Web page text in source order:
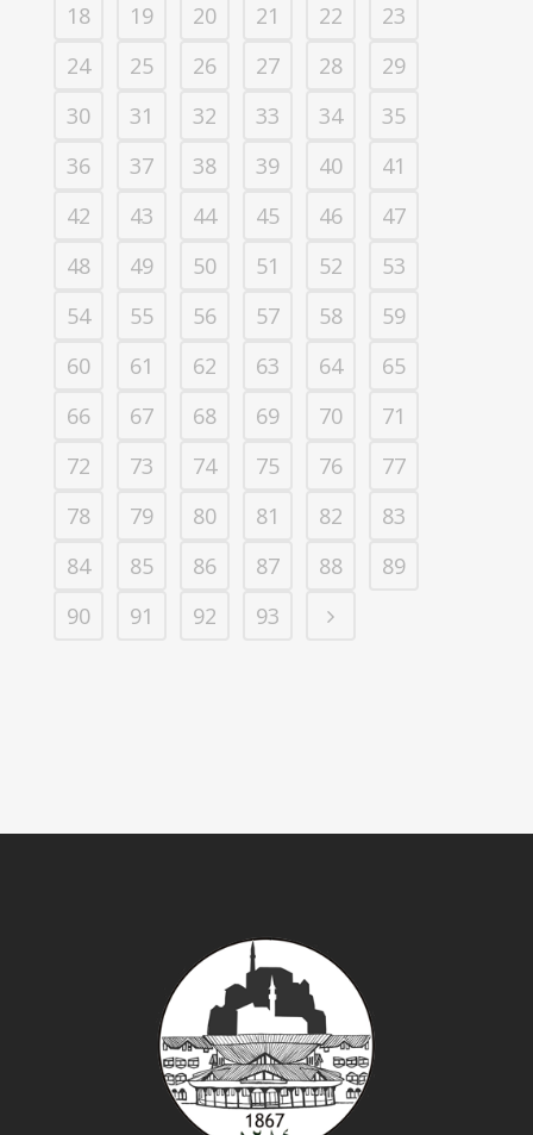
18
19 20 21 22
23
24
25 26 27 28
29
30
31 32 33 34
35
36
37 38 39 40
41
42
43 44 45 46
47
48
49 50 51 52
53
54
55 56 57 58
59
60
61 62 63 64
65
66
67 68 69 70
71
72
73 74 75 76
77
78
79 80 81 82
83
84
85 86 87 88
89
90
91 92 93